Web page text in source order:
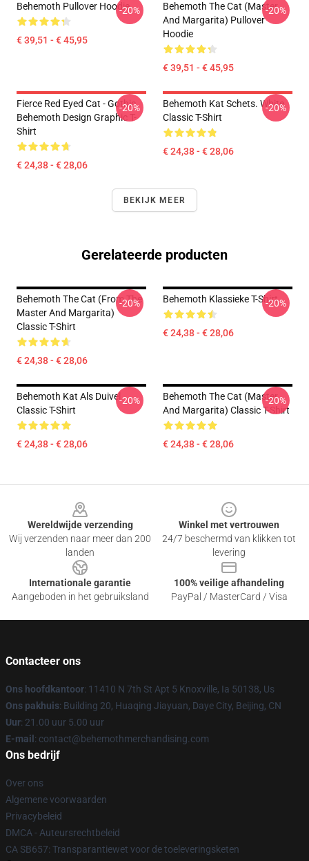
Behemoth Pullover Hoodie
€ 39,51 - € 45,95
-20%
Behemoth The Cat (Master
And Margarita) Pullover
Hoodie
€ 39,51 - € 45,95
-20%
Fierce Red Eyed Cat - Gothic
Behemoth Design Graphic T-
Shirt
€ 24,38 - € 28,06
-20%
Behemoth Kat Schets. White
Classic T-Shirt
€ 24,38 - € 28,06
-20%
BEKIJK MEER
Gerelateerde producten
Behemoth The Cat (from The
Master And Margarita)
Classic T-Shirt
€ 24,38 - € 28,06
-20% Behemoth Klassieke T-Shirt
€ 24,38 - € 28,06
-20%
Behemoth Kat Als Duivel
Classic T-Shirt
€ 24,38 - € 28,06
-20%
Behemoth The Cat (Master
And Margarita) Classic T-Shirt
€ 24,38 - € 28,06
-20%
Wereldwijde verzending
Wij verzenden naar meer dan 200
landen
Winkel met vertrouwen
24/7 beschermd van klikken tot
levering
Internationale garantie
Aangeboden in het gebruiksland
100% veilige afhandeling
PayPal / MasterCard / Visa
Contacteer ons
Ons hoofdkantoor: 11410 N 7th St Apt 5 Knoxville, Ia 50138, Us
Ons pakhuis: Building 20, Huaqing Jiayuan, Daye City, Beijing, CN
Uur: 21.00 uur 5.00 uur
E-mail : contact@behemothmerchandising.com
Ons bedrijf
Over ons
Algemene voorwaarden
Privacybeleid
DMCA - Auteursrechtbeleid
CA SB657: Transparantiewet voor de toeleveringsketen